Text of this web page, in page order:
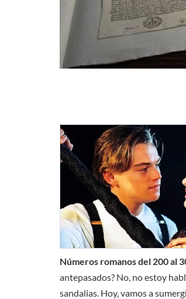
Números romanos del 200 al
antepasados? No, no estoy
sandalias. Hoy, vamos a